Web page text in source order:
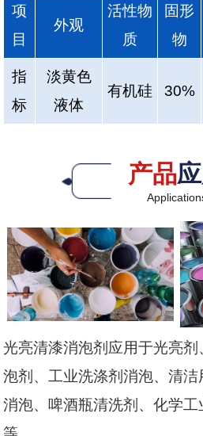
项
目
外观
活性物
质
固形
物
指
标
淡黄色
液体
有机硅 30%
产品
光亮清漆消泡剂应用于光亮
泡剂、工业洗涤剂消泡、清
消泡、啤酒瓶清洗剂、化学工